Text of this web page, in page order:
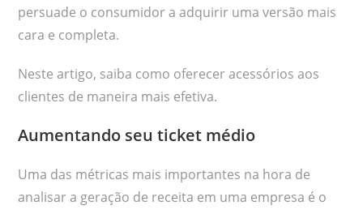
persuade o consumidor a adquirir uma versão mais
cara e completa.
Neste artigo, saiba como oferecer acessórios aos
clientes de maneira mais efetiva.
Aumentando seu ticket médio
Uma das métricas mais importantes na hora de
analisar a geração de receita em uma empresa é o